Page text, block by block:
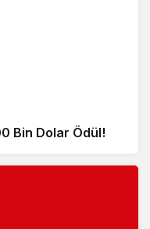
Bin Dolar Ödül!